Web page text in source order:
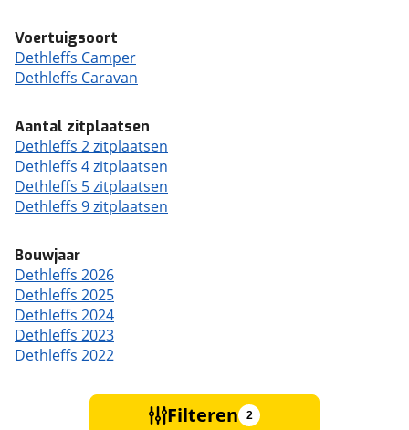
Voertuigsoort
Dethleffs Camper
Dethleffs Caravan
Aantal zitplaatsen
Dethleffs 2 zitplaatsen
Dethleffs 4 zitplaatsen
Dethleffs 5 zitplaatsen
Dethleffs 9 zitplaatsen
Bouwjaar
Dethleffs 2026
Dethleffs 2025
Dethleffs 2024
Dethleffs 2023
Dethleffs 2022
Filteren 2